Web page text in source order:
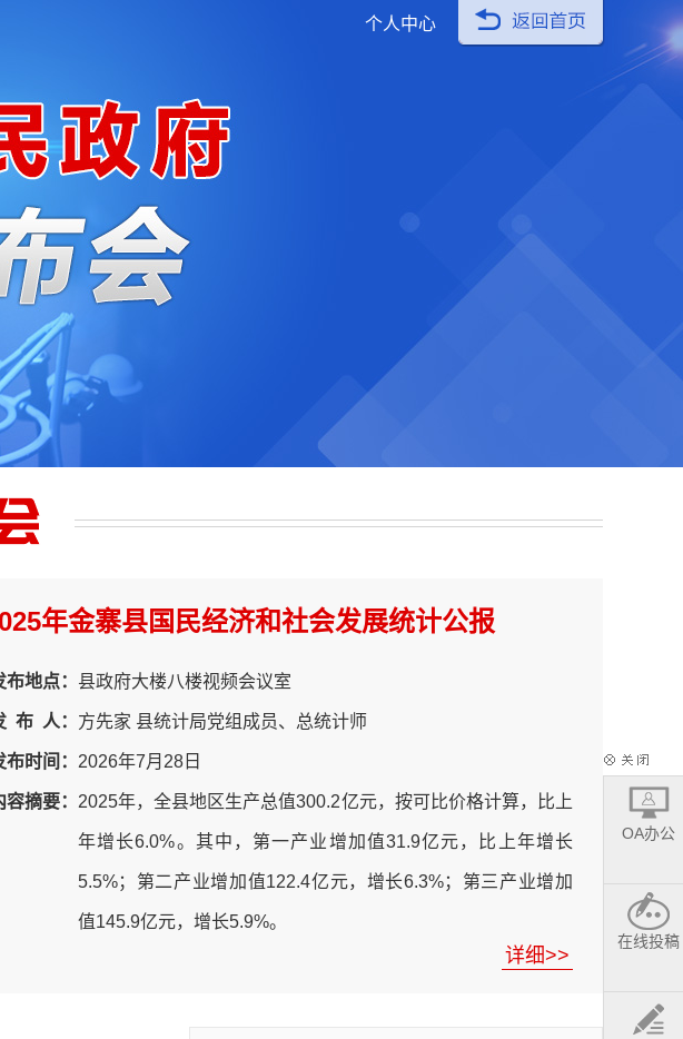
个人中心
年金寨县国民经济和社会发展统计公报
布地点： 县政府大楼八楼视频会议室
布 人： 方先家 县统计局党组成员、总统计师
布时间： 2026年7月28日
容摘要： 2025年，全县地区生产总值300.2亿元，按可比价格计算，比上
年增长6.0%。其中，第一产业增加值31.9亿元，比上年增长
5.5%；第二产业增加值122.4亿元，增长6.3%；第三产业增加
值145.9亿元，增长5.9%。
详细>>
领域新闻发布主题计划的通知
2026年重点领域新闻发布会变更情况发布
2025年重点领域新闻发布会变更情况发布
金寨县人民政府办公室关于印发2025年政府重点
2026年重点领域新闻发布会变更情况发布
2025年重点领域新闻发布会变更情况发布
金寨县人民政府办公室关于印发2025年政府重点
领域新闻发布会主题计划的通知
金寨县人民政府办公室关于印发2024年政府重点
金寨县人民政府办公室关于印发2022年政府重点
领域新闻发布主题计划的通知
OA办公
在线投稿